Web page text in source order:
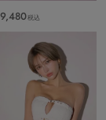
税込